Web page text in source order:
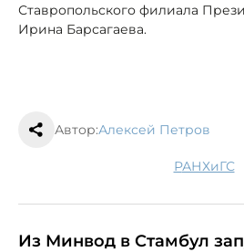
Ставропольского филиала
Ирина Барсагаева.
Автор:Алексей Петров
РАНХиГС
Из Минвод в Стамбул